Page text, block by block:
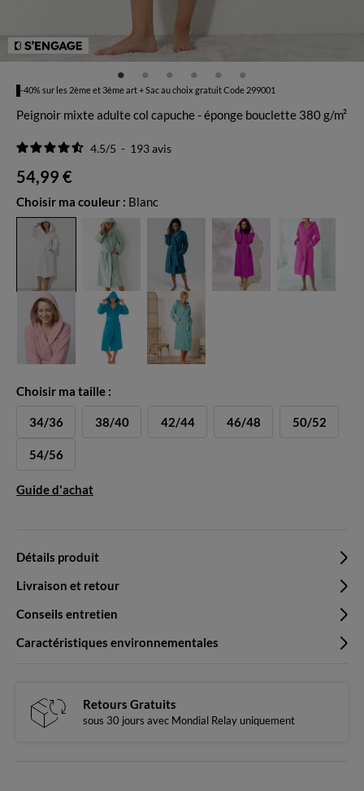
-40% sur les 2ème et 3ème art + Sac au choix gratuit Code 299001
Peignoir mixte adulte col capuche - éponge bouclette 380 g/m²
4.5/5 - 193avis
54,99 €
Choisir ma couleur : Blanc
Choisir ma taille :
34/36 38/40 42/44 46/48 50/52
54/56
Guide d'achat
Détails produit
Livraison et retour
Conseils entretien
Caractéristiques environnementales
Retours Gratuits
sous 30 jours avec Mondial Relay uniquement